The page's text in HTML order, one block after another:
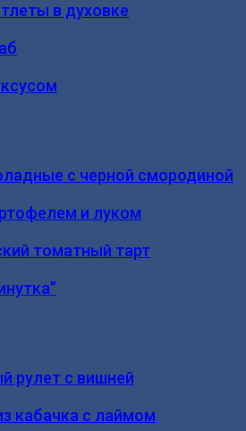
в духовке
с черной смородиной
и луком
томатный тарт
рулет с вишней
кабачка с лаймом